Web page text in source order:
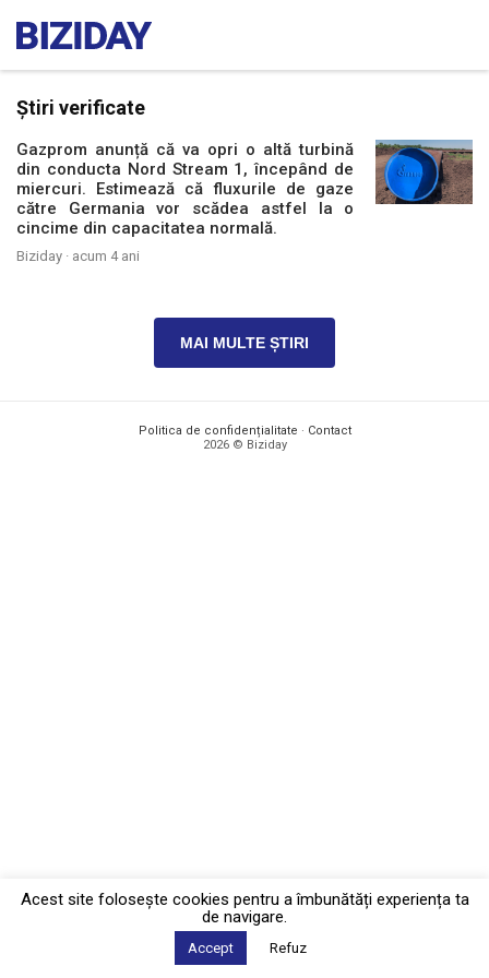
Știri verificate
Gazprom anunță că va opri o altă turbină
din conducta Nord Stream 1, începând de
miercuri. Estimează că fluxurile de gaze
către Germania vor scădea astfel la o
cincime din capacitatea normală.
Biziday · acum 4 ani
MAI MULTE ȘTIRI
Politica de confidențialitate · Contact
2026 © Biziday
Acest site foloseşte cookies pentru a îmbunătăți experiența ta
de navigare.
Accept Refuz